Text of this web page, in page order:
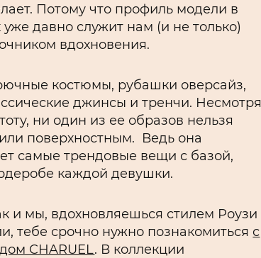
Потому что профиль модели в
уже давно служит нам (и не только)
вдохновения.
костюмы, рубашки оверсайз,
джинсы и тренчи. Несмотря
ни один из ее образов нельзя
поверхностным. Ведь она
самые трендовые вещи с базой,
каждой девушки.
и мы, вдохновляешься стилем Роузи
тебе срочно нужно познакомиться с
CHARUEL. В коллекции